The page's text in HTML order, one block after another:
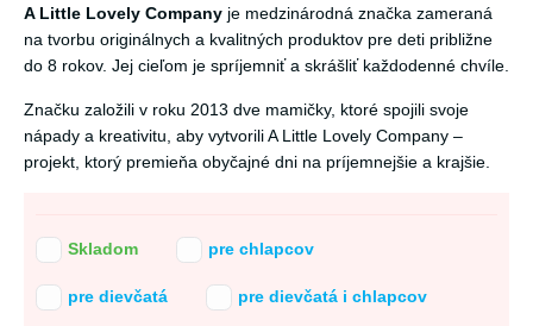
A Little Lovely Company je medzinárodná značka zameraná
na tvorbu originálnych a kvalitných produktov pre deti približne
do 8 rokov. Jej cieľom je spríjemniť a skrášliť každodenné chvíle.
Značku založili v roku 2013 dve mamičky, ktoré spojili svoje
nápady a kreativitu, aby vytvorili A Little Lovely Company –
projekt, ktorý premieňa obyčajné dni na príjemnejšie a krajšie.
Skladom pre chlapcov
pre dievčatá pre dievčatá i chlapcov